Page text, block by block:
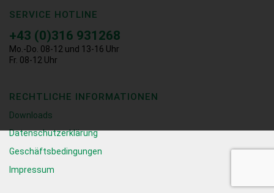
SERVICE HOTLINE
+43 (0)316 931268
Mo.-Do. 08-12 und 13-16 Uhr
Fr. 08-12 Uhr
RECHTLICHE INFORMATIONEN
Downloads
Datenschutzerklärung
Geschäftsbedingungen
Impressum